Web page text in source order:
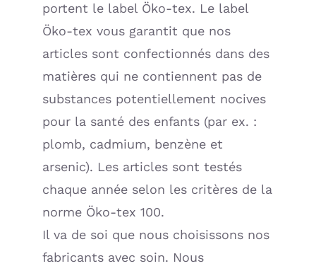
portent le label Öko-tex. Le label
Öko-tex vous garantit que nos
articles sont confectionnés dans des
matières qui ne contiennent pas de
substances potentiellement nocives
pour la santé des enfants (par ex. :
plomb, cadmium, benzène et
arsenic). Les articles sont testés
chaque année selon les critères de la
norme Öko-tex 100.
Il va de soi que nous choisissons nos
fabricants avec soin. Nous